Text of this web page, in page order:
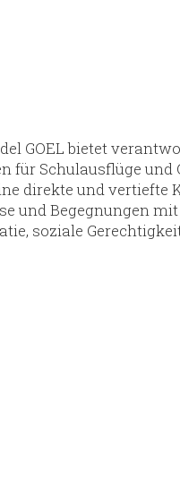
GOEL bietet
für Schulausflüge und
direkte und vertiefte
und Begegnungen
soziale